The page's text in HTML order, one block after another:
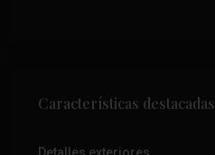
Características destacadas